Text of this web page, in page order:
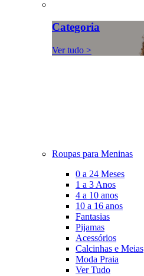
Categoria
Ver tudo >
Roupas para Meninas
0 a 24 Meses
1 a 3 Anos
4 a 10 anos
10 a 16 anos
Fantasias
Pijamas
Acessórios
Calcinhas e Meias
Moda Praia
Ver Tudo